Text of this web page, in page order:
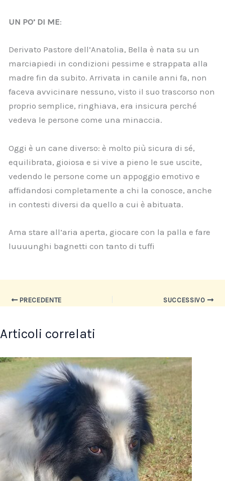
UN PO’ DI ME:
Derivato Pastore dell’Anatolia, Bella è nata su un
marciapiedi in condizioni pessime e strappata alla
madre fin da subito. Arrivata in canile anni fa, non
faceva avvicinare nessuno, visto il suo trascorso non
proprio semplice, ringhiava, era insicura perché
vedeva le persone come una minaccia.
Oggi è un cane diverso: è molto più sicura di sé,
equilibrata, gioiosa e si vive a pieno le sue uscite,
vedendo le persone come un appoggio emotivo e
affidandosi completamente a chi la conosce, anche
in contesti diversi da quello a cui è abituata.
Ama stare all’aria aperta, giocare con la palla e fare
luuuunghi bagnetti con tanto di tuffi
PRECEDENTE SUCCESSIVO
Articoli correlati